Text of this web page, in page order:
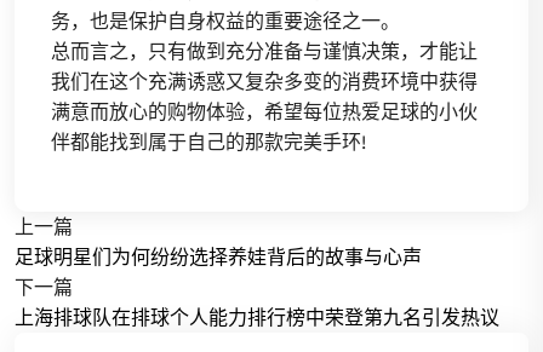
务，也是保护自身权益的重要途径之一。
总而言之，只有做到充分准备与谨慎决策，才能让
我们在这个充满诱惑又复杂多变的消费环境中获得
满意而放心的购物体验，希望每位热爱足球的小伙
伴都能找到属于自己的那款完美手环!
上一篇
足球明星们为何纷纷选择养娃背后的故事与心声
下一篇
上海排球队在排球个人能力排行榜中荣登第九名引发热议